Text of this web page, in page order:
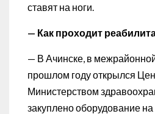
ставят на ноги.
— Как проходит
— В Ачинске, в
прошлом году открылся
Министерством
закуплено оборудование